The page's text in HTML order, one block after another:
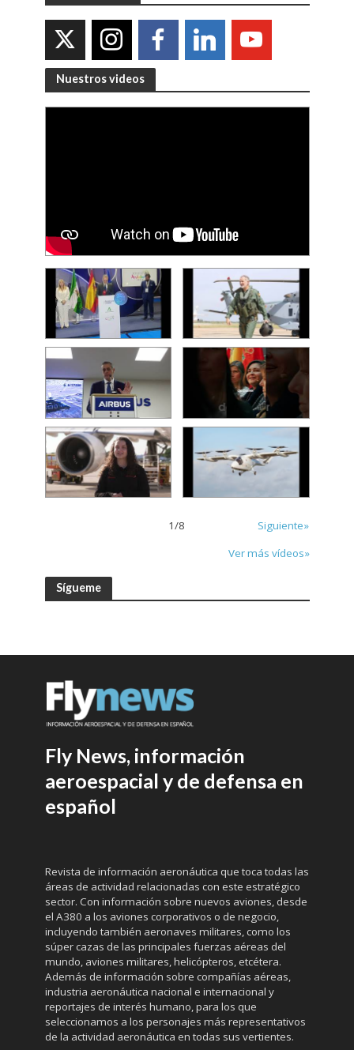
Nuestros videos
1/8
Siguiente»
Ver más vídeos»
Sígueme
Fly News, información
aeroespacial y de defensa en
español
Revista de información aeronáutica que toca todas las
áreas de actividad relacionadas con este estratégico
sector. Con información sobre nuevos aviones, desde
el A380 a los aviones corporativos o de negocio,
incluyendo también aeronaves militares, como los
súper cazas de las principales fuerzas aéreas del
mundo, aviones militares, helicópteros, etcétera.
Además de información sobre compañías aéreas,
industria aeronáutica nacional e internacional y
reportajes de interés humano, para los que
seleccionamos a los personajes más representativos
de la actividad aeronáutica en todas sus vertientes.